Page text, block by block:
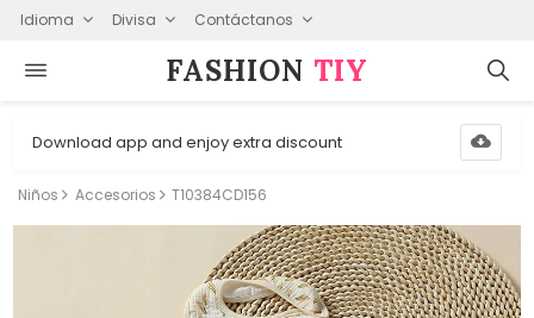
Idioma Divisa Contáctanos
FASHION⁠ TIY
Download app and enjoy extra discount
Niños Accesorios T10384CD156